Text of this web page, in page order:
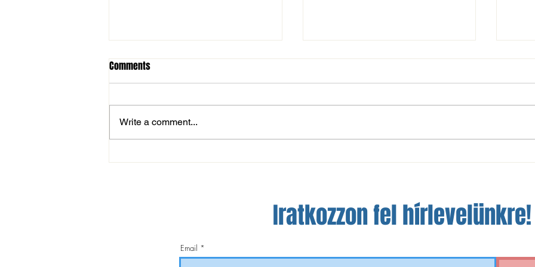
Sérültek állapota a 43. Sz. Építők
Sérültek állapota a Vízművek
Comments
Write a comment...
Iratkozzon fel hírlevelünkre!
Email